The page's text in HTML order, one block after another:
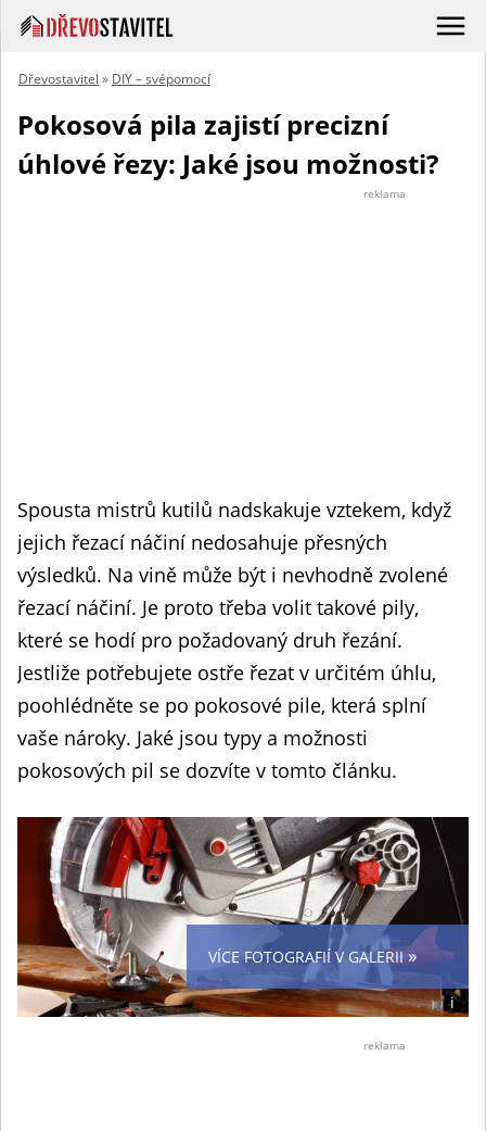
Dřevostavitel » DIY – svépomocí
Pokosová pila zajistí precizní
úhlové řezy: Jaké jsou možnosti?
reklama
Spousta mistrů kutilů nadskakuje vztekem, když
jejich řezací náčiní nedosahuje přesných
výsledků. Na vině může být i nevhodně zvolené
řezací náčiní. Je proto třeba volit takové pily,
které se hodí pro požadovaný druh řezání.
Jestliže potřebujete ostře řezat v určitém úhlu,
poohlédněte se po pokosové pile, která splní
vaše nároky. Jaké jsou typy a možnosti
pokosových pil se dozvíte v tomto článku.
VÍCE FOTOGRAFIÍ V GALERII »
i
Foto:
reklama